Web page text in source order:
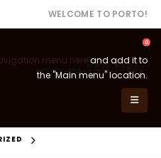
WELCOME TO PORTO!
0
menu hereand add it to
the "Main menu" location.